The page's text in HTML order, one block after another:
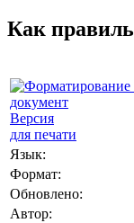
Как
Версия
для печати
Язык:
Формат:
Обновлено:
Автор: